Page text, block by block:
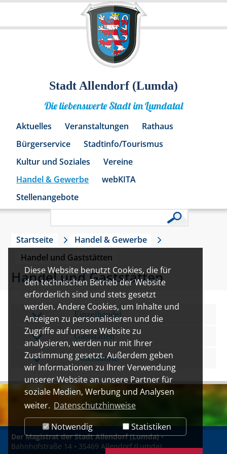
Diese Website benutzt Cookies, die für
den technischen Betrieb der Website
erforderlich sind und stets gesetzt
werden. Andere Cookies, um Inhalte und
Anzeigen zu personalisieren und die
Zugriffe auf unsere Website zu
analysieren, werden nur mit Ihrer
Zustimmung gesetzt. Außerdem geben
wir Informationen zu Ihrer Verwendung
unserer Website an unsere Partner für
soziale Medien, Werbung und Analysen
weiter. Datenschutzhinweise
Notwendig
Statistiken
Stadt Allendorf (Lumda)
Die liebenswerte Stadt im Lumdatal
Aktuelles Veranstaltungen
Rathaus
Bürgerservice
Stadtinfo/Tourismus
Kultur und Soziales
Vereine
Handel & Gewerbe
webKITA
Stellenangebote
Startseite
Handel & Gewerbe
Handel und Gaststätten
Handel und Gaststätten
Einzelhandel
Gaststätten
Unterkünfte
Der Magistrat der Stadt Allendorf (Lumda)•
Bahnhofstraße 14 • 35469 Allendorf (Lumda)